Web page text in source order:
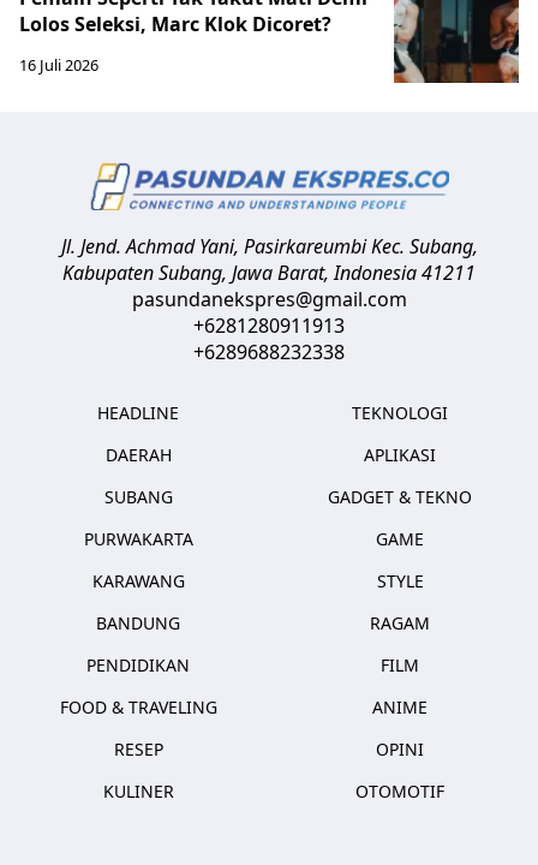
Lolos Seleksi, Marc Klok Dicoret?
16 Juli 2026
Jl. Jend. Achmad Yani, Pasirkareumbi Kec. Subang,
Kabupaten Subang, Jawa Barat,Indonesia41211
pasundanekspres@gmail.com
+6281280911913
+6289688232338
HEADLINE
DAERAH
SUBANG
PURWAKARTA
KARAWANG
BANDUNG
PENDIDIKAN
FOOD & TRAVELING
RESEP
KULINER
TEKNOLOGI
APLIKASI
GADGET & TEKNO
GAME
STYLE
RAGAM
FILM
ANIME
OPINI
OTOMOTIF